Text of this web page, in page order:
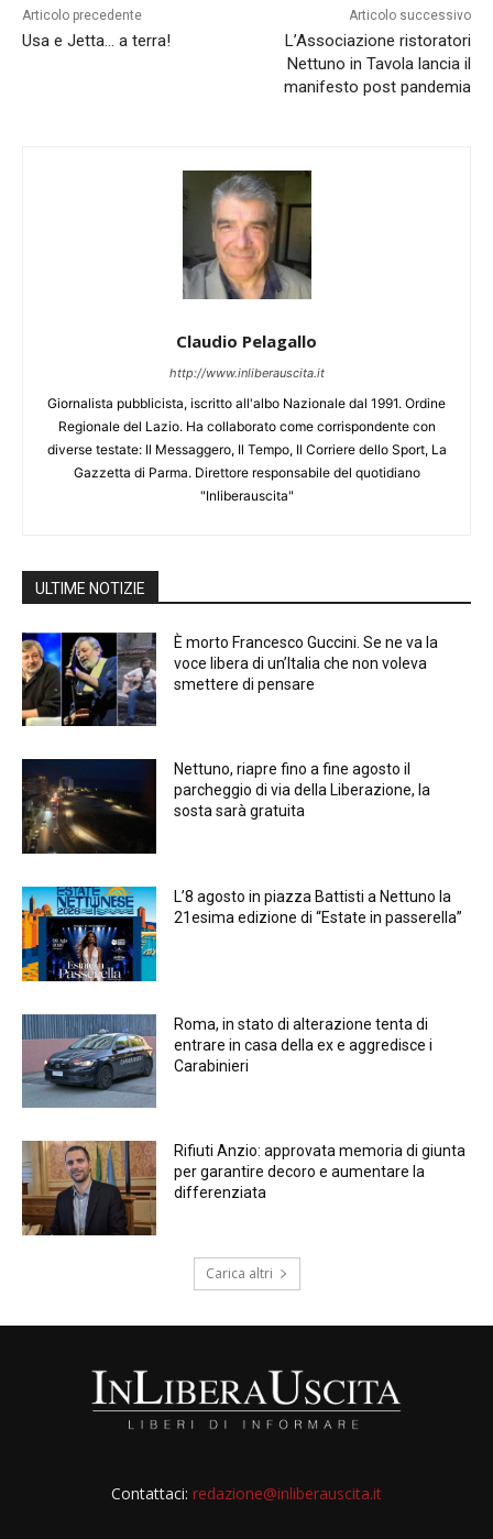
Articolo precedente
Usa e Jetta… a terra!
Articolo successivo
L’Associazione ristoratori
Nettuno in Tavola lancia il
manifesto post pandemia​
Claudio Pelagallo
http://www.inliberauscita.it
Giornalista pubblicista, iscritto all'albo Nazionale dal 1991. Ordine
Regionale del Lazio. Ha collaborato come corrispondente con
diverse testate: Il Messaggero, Il Tempo, Il Corriere dello Sport, La
Gazzetta di Parma. Direttore responsabile del quotidiano
"Inliberauscita"
ULTIME NOTIZIE
È morto Francesco Guccini. Se ne va la
voce libera di un’Italia che non voleva
smettere di pensare
Nettuno, riapre fino a fine agosto il
parcheggio di via della Liberazione, la
sosta sarà gratuita
L’8 agosto in piazza Battisti a Nettuno la
21esima edizione di “Estate in passerella”
Roma, in stato di alterazione tenta di
entrare in casa della ex e aggredisce i
Carabinieri
Rifiuti Anzio: approvata memoria di giunta
per garantire decoro e aumentare la
differenziata
Carica altri
Contattaci: redazione@inliberauscita.it